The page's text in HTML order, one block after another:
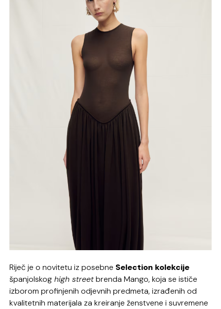
Riječ je o novitetu iz posebne Selection kolekcije
španjolskog high streetbrenda Mango, koja se ističe
izborom profinjenih odjevnih predmeta, izrađenih od
kvalitetnih materijala za kreiranje ženstvene i suvremene